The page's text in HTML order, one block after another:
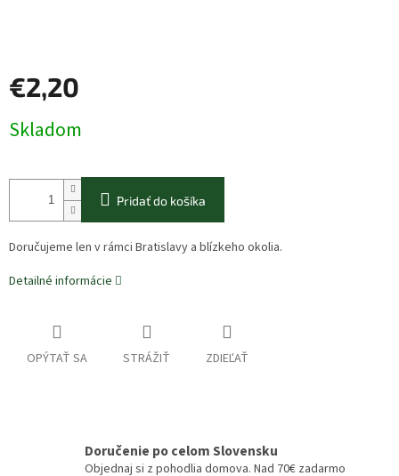
€2,20
cena:
Skladom
Pridať do košíka
Doručujeme len v rámci Bratislavy a blízkeho okolia.
Detailné informácie
OPÝTAŤ SA STRÁŽIŤ ZDIEĽAŤ
Doručenie po celom Slovensku
Objednaj si z pohodlia domova. Nad 70€ zadarmo